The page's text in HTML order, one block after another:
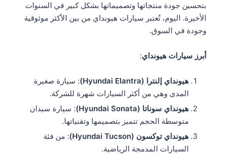
بتحسين جودة منتجاتها وتصميماتها بشكل كبير في السنوات
الأخيرة. اليوم، تُعتبر سيارات هيونداي من بين الأكثر موثوقية
وجودة في السوق.
أبرز سيارات هيونداي:
هيونداي إلنترا (Hyundai Elantra)
: سيارة صغيرة
المدى وهي من أكثر السيارات شهرة للشركة.
هيونداي سوناتا (Hyundai Sonata)
: سيارة سيدان
متوسطة الحجم تتميز بتصميمها وتقنياتها.
هيونداي توكسون (Hyundai Tucson)
: من فئة
السيارات المدمجة الرياضية.